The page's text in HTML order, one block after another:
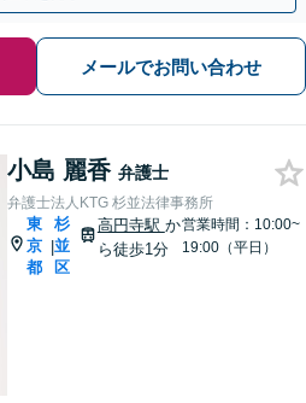
メールでお問い合わせ
小島 麗香 弁護士
弁護士法人KTG 杉並法律事務所
東
京
都
|
杉
並
区
高円寺駅 か
ら徒歩1分
営業時間：10:00~
19:00（平日）